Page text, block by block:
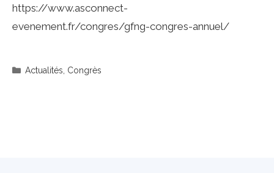
https://www.asconnect-
evenement.fr/congres/gfng-congres-annuel/
Catégories
Actualités, Congrès